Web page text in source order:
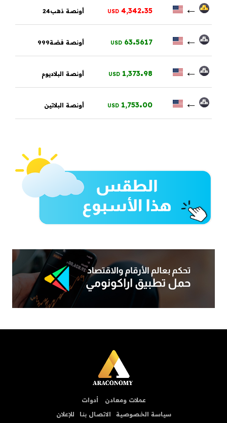
←
4,342.35
USD أونصة ذهب24
←
63.5617
USD أونصة فضة999
←
1,373.98
USD أونصة البلاديوم
←
1,753.00
USD أونصة البلاتين
عملات ومعادن
أدوات
سياسة الخصوصية
الاتصال بنا للإعلان